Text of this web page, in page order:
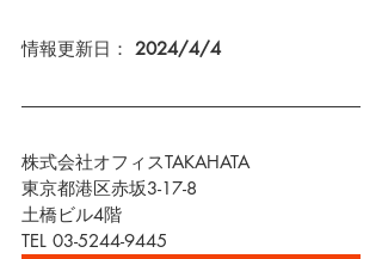
情報更新日： 2024/4/4
株式会社オフィスTAKAHATA
東京都港区赤坂3-17-8
土橋ビル4階
TEL 03-5244-9445